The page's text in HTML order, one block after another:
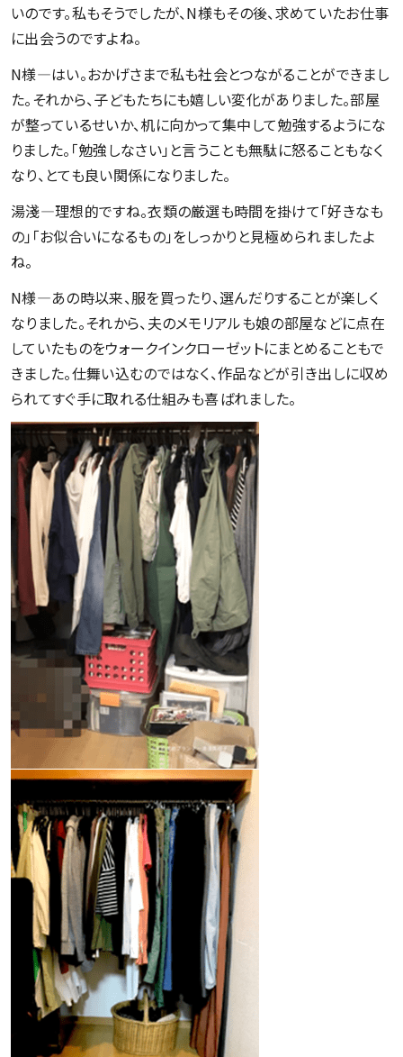
いのです。私もそうでしたが、N様もその後、求めていたお仕事
に出会うのですよね。
N様―はい。おかげさまで私も社会とつながることができまし
た。それから、子どもたちにも嬉しい変化がありました。部屋
が整っているせいか、机に向かって集中して勉強するようにな
りました。「勉強しなさい」と言うことも無駄に怒ることもなく
なり、とても良い関係になりました。
湯淺―理想的ですね。衣類の厳選も時間を掛けて「好きなも
の」「お似合いになるもの」をしっかりと見極められましたよ
ね。
N様―あの時以来、服を買ったり、選んだりすることが楽しく
なりました。それから、夫のメモリアルも娘の部屋などに点在
していたものをウォークインクローゼットにまとめることもで
きました。仕舞い込むのではなく、作品などが引き出しに収め
られてすぐ手に取れる仕組みも喜ばれました。